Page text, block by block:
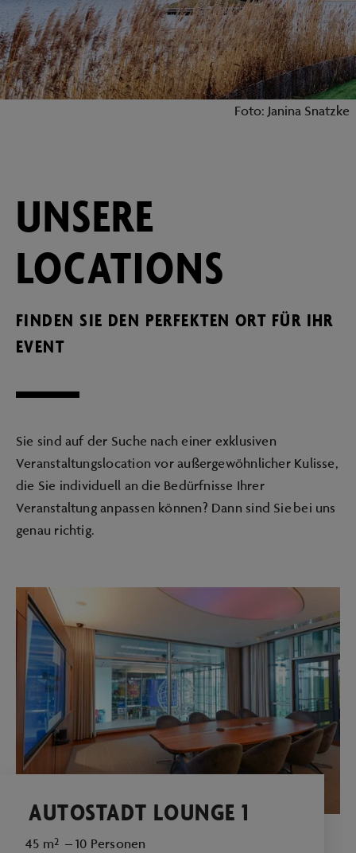
Foto: Janina Snatzke
UNSERE
LOCATIONS
FINDEN SIE DEN PERFEKTEN ORT FÜR IHR
EVENT
Sie sind auf der Suche nach einer exklusiven
Veranstaltungslocation vor außergewöhnlicher Kulisse,
die Sie individuell an die Bedürfnisse Ihrer
Veranstaltung anpassen können? Dann sind Sie bei uns
genau richtig.
AUTOSTADT LOUNGE 1
45 m² – 10 Personen